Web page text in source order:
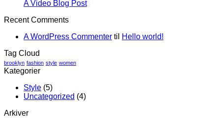
A Video Blog Post
Recent Comments
A WordPress Commenter til
Hello world!
Tag Cloud
brooklyn fashion style women
Kategorier
Style (5)
Uncategorized (4)
Arkiver